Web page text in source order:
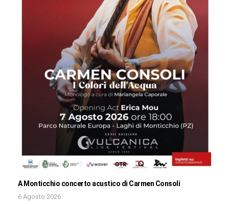
A Monticchio concerto acustico di Carmen Consoli
6 Agosto 2026